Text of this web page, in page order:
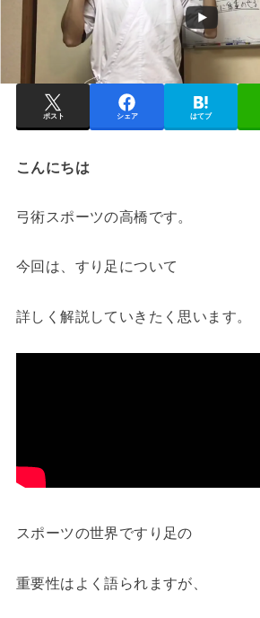
ポスト シェア はてブ
こんにちは
弓術スポーツの高橋です。
今回は、すり足について
詳しく解説していきたく思います。
スポーツの世界ですり足の
重要性はよく語られますが、